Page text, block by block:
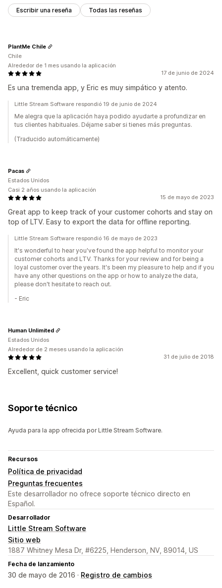
Escribir una reseña Todas las reseñas
17 de junio de 2024
Es una tremenda app, y Eric es muy simpático y atento.
PlantMe Chile
Chile
Alrededor de 1 mes usando la aplicación
Little Stream Software respondió 19 de junio de 2024
Me alegra que la aplicación haya podido ayudarte a profundizar en
tus clientes habituales. Déjame saber si tienes más preguntas.
(Traducido automáticamente)
15 de mayo de 2023
Great app to keep track of your customer cohorts and stay on
top of LTV. Easy to export the data for offline reporting.
Pacas
Estados Unidos
Casi 2 años usando la aplicación
Little Stream Software respondió 16 de mayo de 2023
It's wonderful to hear you've found the app helpful to monitor your
customer cohorts and LTV. Thanks for your review and for being a
loyal customer over the years. It's been my pleasure to help and if you
have any other questions on the app or how to analyze the data,
please don't hesitate to reach out.
- Eric
31 de julio de 2018
Excellent, quick customer service!
Human Unlimited
Estados Unidos
Alrededor de 2 meses usando la aplicación
Soporte técnico
Ayuda para la app ofrecida por Little Stream Software.
Recursos
Política de privacidad
Preguntas frecuentes
Este desarrollador no ofrece soporte técnico directo en
Español.
Desarrollador
Little Stream Software
Sitio web
1887 Whitney Mesa Dr, #6225, Henderson, NV, 89014, US
Fecha de lanzamiento
30 de mayo de 2016 · Registro de cambios